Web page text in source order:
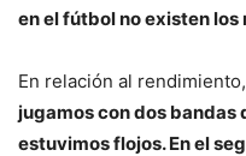
en el fútbol no existen los
En relación al
jugamos con dos bandas
estuvimos flojos. En el